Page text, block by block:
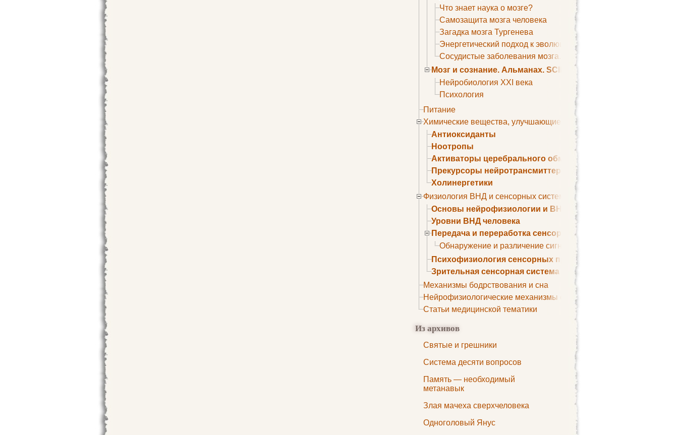
Что знает наука о мозге?
Самозащита мозга человека
Загадка мозга Тургенева
Энергетический подход к эволюции мозга
Сосудистые заболевания мозга. Все может начаться с
Мозг и сознание. Альманах. SCIENTIFIC AMERICAN
Нейробиология XXI века
Психология
Питание
Химические вещества, улучшающие умственные способности
Антиоксиданты
Ноотропы
Активаторы церебрального обмена веществ
Прекурсоры нейротрансмиттеров
Холинергетики
Физиология ВНД и сенсорных систем
Основы нейрофизиологии и ВНД
Уровни ВНД человека
Передача и переработка сенсорных сигналов
Обнаружение и различение сигналов. Сенсорная рецепция
Психофизиология сенсорных процессов
Зрительная сенсорная система
Механизмы бодрствования и сна
Нейрофизиологические механизмы сна
Статьи медицинской тематики
Из архивов
Святые и грешники
Система десяти вопросов
Память — необходимый
метанавык
Злая мачеха сверхчеловека
Одноголовый Янус